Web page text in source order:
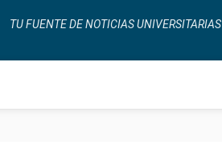
TU FUENTE DE NOTICIAS UNIVERSITARIAS